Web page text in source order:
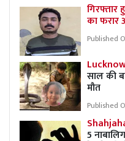
गिरफ्तार
का फरार
Published
साल की
मौत
Published
5